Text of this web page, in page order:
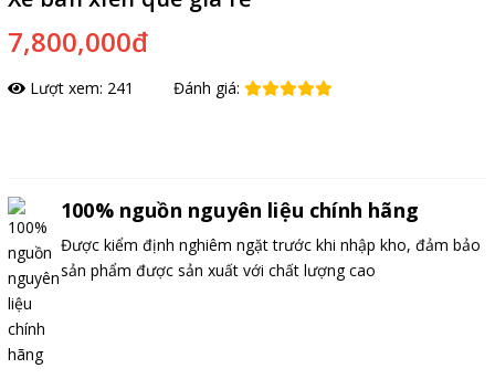
7,800,000đ
Lượt xem: 241 Đánh giá:
100% nguồn nguyên liệu chính hãng
Được kiểm định nghiêm ngặt trước khi nhập kho, đảm bảo
sản phẩm được sản xuất với chất lượng cao